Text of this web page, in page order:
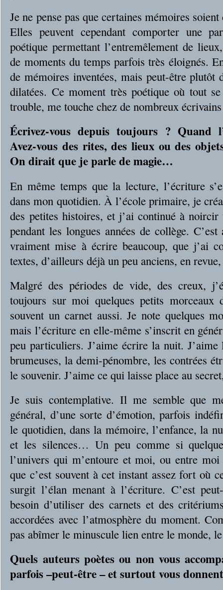
Je ne pense pas que certaines mémoires
Elles peuvent cependant comporter une
poétique permettant l’entremêlement de
de moments du temps parfois très éloignés.
de mémoires inventées, mais peut-être plutôt
dilatées. Ce moment très poétique où tout
trouble, me touche chez de nombreux
Écrivez-vous depuis toujours ? Quand
Avez-vous des rites, des lieux ou des
On dirait que je parle de magie…
En même temps que la lecture, l’écriture
dans mon quotidien. À l’école primaire, je
des petites histoires, et j’ai continué à
pendant les longues années de collège.
vraiment mise à écrire beaucoup, que j’ai
textes, d’ailleurs déjà un peu anciens, en
Malgré des périodes de vide, des creux,
toujours sur moi quelques petits morceaux
souvent un carnet aussi. Je note quelques
mais l’écriture en elle-même s’inscrit en
peu particuliers. J’aime écrire la nuit. J’aime
brumeuses, la demi-pénombre, les contrées
le souvenir. J’aime ce qui laisse place au
Je suis contemplative. Il me semble que
général, d’une sorte d’émotion, parfois
le quotidien, dans la mémoire, l’enfance, la
et les silences… Un peu comme si
l’univers qui m’entoure et moi, ou entre
que c’est souvent à cet instant assez fort où
surgit l’élan menant à l’écriture. C’est
besoin d’utiliser des carnets et des
accordées avec l’atmosphère du moment.
pas abîmer le minuscule lien entre le monde,
Quels auteurs poètes ou non vous
parfois –peut-être – et surtout vous